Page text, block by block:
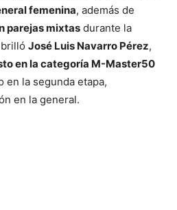
femenina, además de
parejas mixtas durante la
José Luis Navarro Pérez,
en la categoría M-Master50
en la segunda etapa,
en la general.